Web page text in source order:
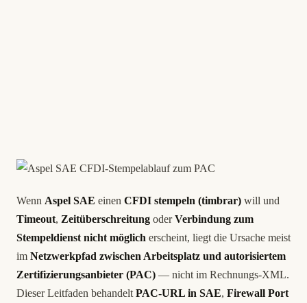
Wenn Aspel SAE einen CFDI stempeln (timbrar) will und
Timeout, Zeitüberschreitung oderVerbindung zum
Stempeldienst nicht möglich erscheint, liegt die Ursache meist
im Netzwerkpfad zwischen Arbeitsplatz und autorisiertem
Zertifizierungsanbieter (PAC) — nicht im Rechnungs-XML.
Dieser Leitfaden behandelt PAC-URL in SAE, Firewall Port